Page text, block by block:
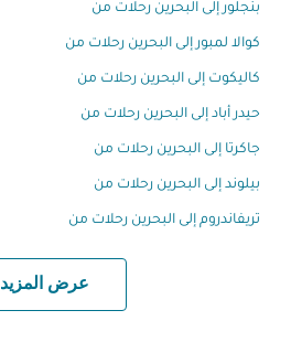
بنجلور إلى البحرين رحلات من
كوالا لمبور إلى البحرين رحلات من
كاليكوت إلى البحرين رحلات من
حيدر أباد إلى البحرين رحلات من
جاكرتا إلى البحرين رحلات من
بيلوند إلى البحرين رحلات من
تريفاندروم إلى البحرين رحلات من
عرض المزيد